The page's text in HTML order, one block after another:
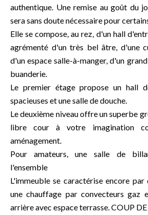
authentique. Une remise au goût du
sera sans doute nécessaire pour
Elle se compose, au rez, d'un hall
agrémenté d'un très bel âtre, d'une
d'un espace salle-à-manger, d'un
buanderie.
Le premier étage propose un hall
spacieuses et une salle de douche.
Le deuxième niveau offre un superbe
libre cour à votre imagination
aménagement.
Pour amateurs, une salle de
l'ensemble
L'immeuble se caractérise encore par
une chauffage par convecteurs gaz
arrière avec espace terrasse. COUP